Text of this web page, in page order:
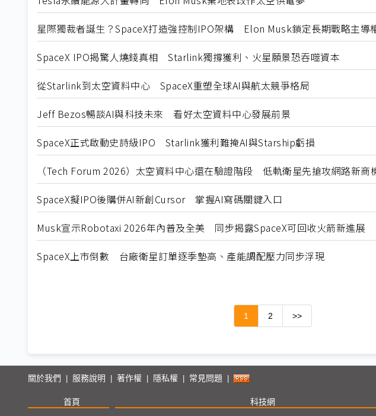
星際獨裁者誕生？SpaceX打造強控制IPO架構 Elon Musk鎖定長期戰略主導
SpaceX IPO揭驚人燒錢真相 Starlink獨撐獲利、火星願景恐吞噬資本
從Starlink到太空資料中心 SpaceX重塑全球AI與航太競爭格局
Jeff Bezos暢談AI與科技未來 看好太空資料中心發展前景
SpaceX正式啟動史詩級IPO Starlink獲利難掩AI與Starship虧損
（Tech Forum 2026）太空資料中心還在驗證階段 低軌衛星先搶攻網路新商
SpaceX擬IPO後購併AI新創Cursor 掌握AI寫碼關鍵入口
Musk宣示Robotaxi 2026年內普及全美 同步揭露SpaceX可回收火箭新進展
SpaceX上市倒數 台廠衛星訂單逐季墊高、產能調配壓力同步浮現
1 2 >>
關於我們 服務說明 著作權 隱私權 常見問題
首頁 科技網